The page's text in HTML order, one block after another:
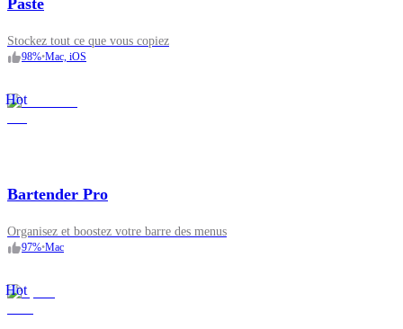
Stockez tout ce que vous copiez
98%•Mac, iOS
Hot
Bartender Pro
Organisez et boostez votre barre des menus
97%•Mac
Hot